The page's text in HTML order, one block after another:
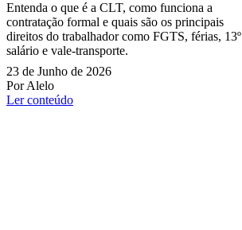
Entenda o que é a CLT, como funciona a
contratação formal e quais são os principais
direitos do trabalhador como FGTS, férias, 13º
salário e vale-transporte.
23 de Junho de 2026
Por Alelo
Ler conteúdo